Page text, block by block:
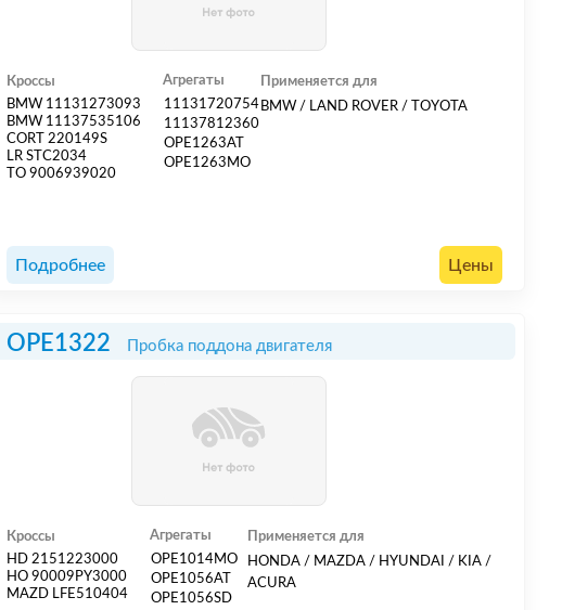
Кроссы
BMW 11131273093
BMW 11137535106
CORT 220149S
LR STC2034
TO 9006939020
Агрегаты
11131720754
11137812360
OPE1263AT
OPE1263MO
Применяется для
BMW / LAND ROVER / TOYOTA
Подробнее Цены
OPE1322 Пробка поддона двигателя
Кроссы
HD 2151223000
HO 90009PY3000
MAZD LFE510404
Агрегаты
OPE1014MO
OPE1056AT
OPE1056SD
Применяется для
HONDA / MAZDA / HYUNDAI / KIA /
ACURA